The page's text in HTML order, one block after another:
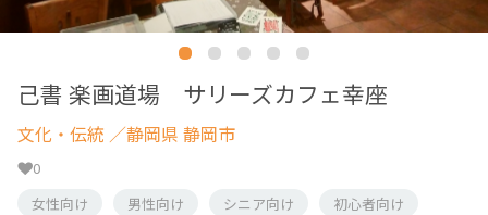
己書 楽画道場 サリーズカフェ幸座
文化・伝統 ／静岡県 静岡市
0
女性向け
男性向け シニア向け
初心者向け